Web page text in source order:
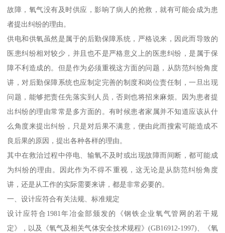
故障，氧气没有及时供应，影响了病人的抢救，就有可能会成为患
者提出纠纷的理由。
供电和供氧虽然是属于的后勤保障系统，严格说来，因此而导致的
医患纠纷相对较少，并且也不是严格意义上的医患纠纷，是属于保
障不利造成的。但是作为必须重视这方面的问题，从防范纠纷角度
讲，对后勤保障系统也应制定完善的制度和岗位责任制，一旦出现
问题，能够把责任先落实到人员，否则也将招来麻烦。因为患者提
出纠纷的理由常常是多方面的。有时候患者家属并不知道应该从什
么角度来提出纠纷，只是对后果不满意，便由此而搜索可能造成不
良后果的原因，提出各种各样的理由。
其中在救治过程中停电、输氧不及时或出现故障而间断，都可能成
为纠纷的理由。因此作为不得不重视，这无论是从防范纠纷角度
讲，还是从工作的实际需要来讲，都是非常必要的。
一、设计应符合有关法规、标准规定
设计应符合1981年冶金部颁发的《钢铁企业氧气管网的若干规
定》，以及《氧气及相关气体安全技术规程》(GB16912-1997)、《氧